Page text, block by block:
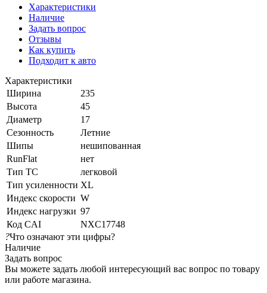
Характеристики
Наличие
Задать вопрос
Отзывы
Как купить
Подходит к авто
Характеристики
Ширина
235
Высота
45
Диаметр
17
Сезонность
Летние
Шипы
нешипованная
RunFlat
нет
Тип ТС
легковой
Тип усиленности XL
Индекс скорости W
Индекс нагрузки 97
Код CAI
NXC17748
?Что означают эти цифры?
Наличие
Задать вопрос
Вы можете задать любой интересующий вас вопрос по товару
или работе магазина.